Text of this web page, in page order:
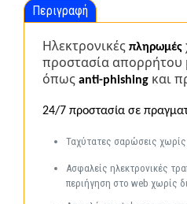
ποσότητα
Περιγραφή
Ηλεκτρονικέςπληρωμές
προστασία απορρήτου
όπωςanti-phishing και
24/7 προστασία σε
Ταχύτατες σαρώσεις χωρίς
Ασφαλείς ηλεκτρονικές
περιήγηση στο web χωρίς